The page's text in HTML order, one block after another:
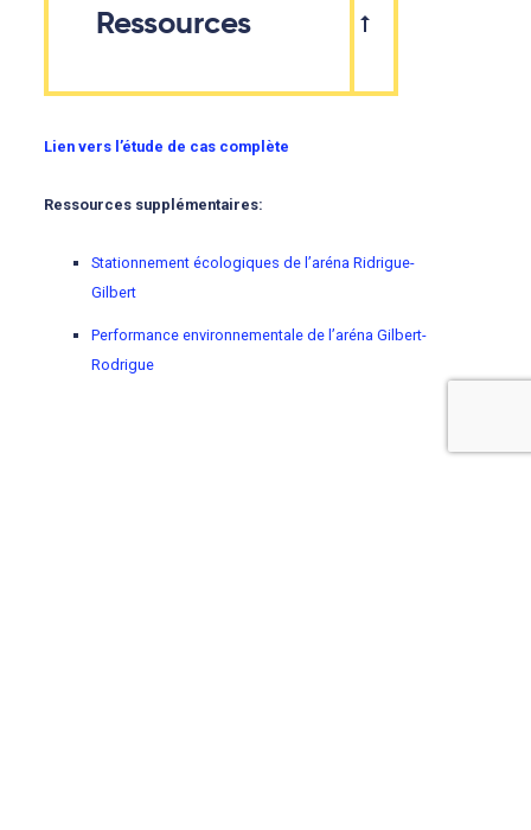
Ressources
Lien vers l’étude de cas complète
Ressources supplémentaires:
Stationnement écologiques de l’aréna Ridrigue-
Gilbert
Performance environnementale de l’aréna Gilbert-
Rodrigue